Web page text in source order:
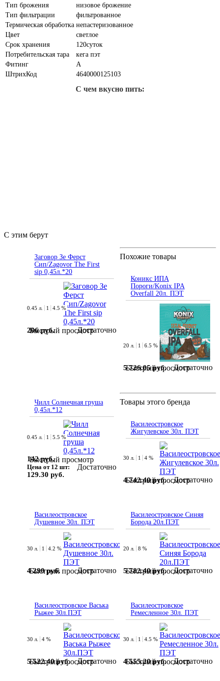
Тип брожения
низовое брожение
Тип фильтрации
фильтрованное
Термическая обработка непастеризованное
Цвет
светлое
Срок хранения
120суток
Потребительская тара
кега пэт
Фитинг
A
ШтрихКод
4640000125103
С чем вкусно пить:
С этим берут
Заговор Зе Ферст
Сип/Zagovor The First
sip 0,45л.*20
Быстрый просмотр
0.45 л. 1 4.5 %
206 руб. Достаточно
Похожие товары
Коникс ИПА
Пороги/Konix IPA
Overfall 20л. ПЭТ
Быстрый просмотр
20 л. 1 6.5 %
5 726.05 руб. Достаточно
Чилл Солнечная груша
0,45л.*12
Быстрый просмотр
0.45 л. 1 5.5 %
142 руб.
Цена от 12 шт:
129.30 руб.
Достаточно
Товары этого бренда
Василеостровское
Жигулевское 30л. ПЭТ
Быстрый просмотр
30 л. 1 4 %
4 742.40 руб. Достаточно
Василеостровское
Душевное 30л. ПЭТ
Быстрый просмотр
30 л. 1 4.2 %
4 290 руб. Достаточно
Василеостровское Синяя
Борода 20л.ПЭТ
Быстрый просмотр
20 л. 8 %
5 782.40 руб. Достаточно
Василеостровское Васька
Рыжее 30л.ПЭТ
Быстрый просмотр
30 л. 4 %
5 522.40 руб. Достаточно
Василеостровское
Ремесленное 30л. ПЭТ
Быстрый просмотр
30 л. 1 4.5 %
4 555.20 руб. Достаточно